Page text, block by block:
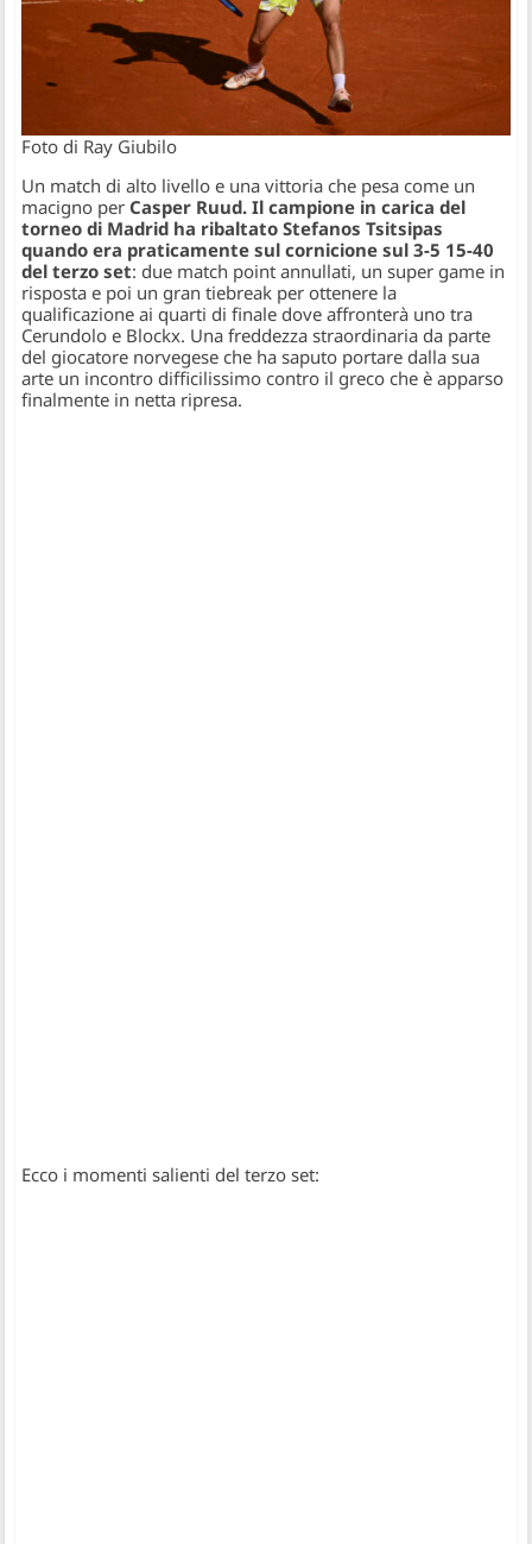
Foto di Ray Giubilo
Un match di alto livello e una vittoria che pesa come un
macigno perCasper Ruud. Il campione in carica del
torneo di Madrid ha ribaltato Stefanos Tsitsipas
quando era praticamente sul cornicione sul 3-5 15-40
del terzo set: due match point annullati, un super game in
risposta e poi un gran tiebreak per ottenere la
qualificazione ai quarti di finale dove affronterà uno tra
Cerundolo e Blockx. Una freddezza straordinaria da parte
del giocatore norvegese che ha saputo portare dalla sua
arte un incontro difficilissimo contro il greco che è apparso
finalmente in netta ripresa.
Ecco i momenti salienti del terzo set: